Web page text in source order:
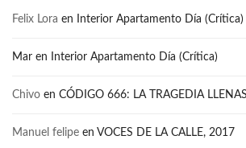
Felix Lora en Interior Apartamento Día (Crítica)
Mar en Interior Apartamento Día (Crítica)
Chivo en CÓDIGO 666: LA TRAGEDIA
Manuel felipe en VOCES DE LA CALLE, 2017